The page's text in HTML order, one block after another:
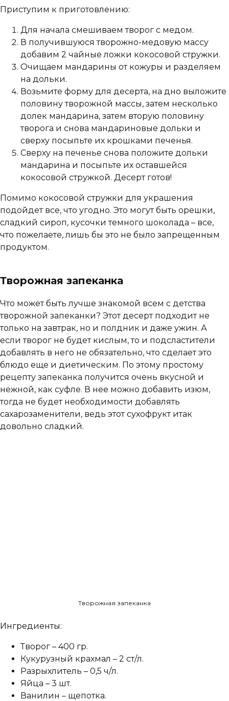
Приступим к приготовлению:
Для начала смешиваем творог с медом.
В получившуюся творожно-медовую массу
добавим 2 чайные ложки кокосовой стружки.
Очищаем мандарины от кожуры и разделяем
на дольки.
Возьмите форму для десерта, на дно выложите
половину творожной массы, затем несколько
долек мандарина, затем вторую половину
творога и снова мандариновые дольки и
сверху посыпьте их крошками печенья.
Сверху на печенье снова положите дольки
мандарина и посыпьте их оставшейся
кокосовой стружкой. Десерт готов!
Помимо кокосовой стружки для украшения
подойдет все, что угодно. Это могут быть орешки,
сладкий сироп, кусочки темного шоколада – все,
что пожелаете, лишь бы это не было запрещенным
продуктом.
Творожная запеканка
Что может быть лучше знакомой всем с детства
творожной запеканки? Этот десерт подходит не
только на завтрак, но и полдник и даже ужин. А
если творог не будет кислым, то и подсластители
добавлять в него не обязательно, что сделает это
блюдо еще и диетическим. По этому простому
рецепту запеканка получится очень вкусной и
нежной, как суфле. В нее можно добавить изюм,
тогда не будет необходимости добавлять
сахарозаменители, ведь этот сухофрукт итак
довольно сладкий.
Творожная запеканка
Ингредиенты:
Творог – 400 гр.
Кукурузный крахмал – 2 ст/л.
Разрыхлитель – 0,5 ч/л.
Яйца – 3 шт.
Ванилин – щепотка.